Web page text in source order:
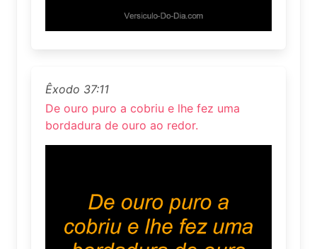
Êxodo 37:11
De ouro puro a cobriu e lhe fez uma
bordadura de ouro ao redor.